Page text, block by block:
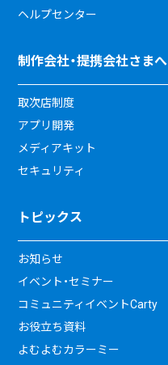
ヘルプセンター
制作会社・提携会社さまへ
取次店制度
アプリ開発
メディアキット
セキュリティ
トピックス
お知らせ
イベント・セミナー
コミュニティイベントCarty
お役立ち資料
よむよむカラーミー